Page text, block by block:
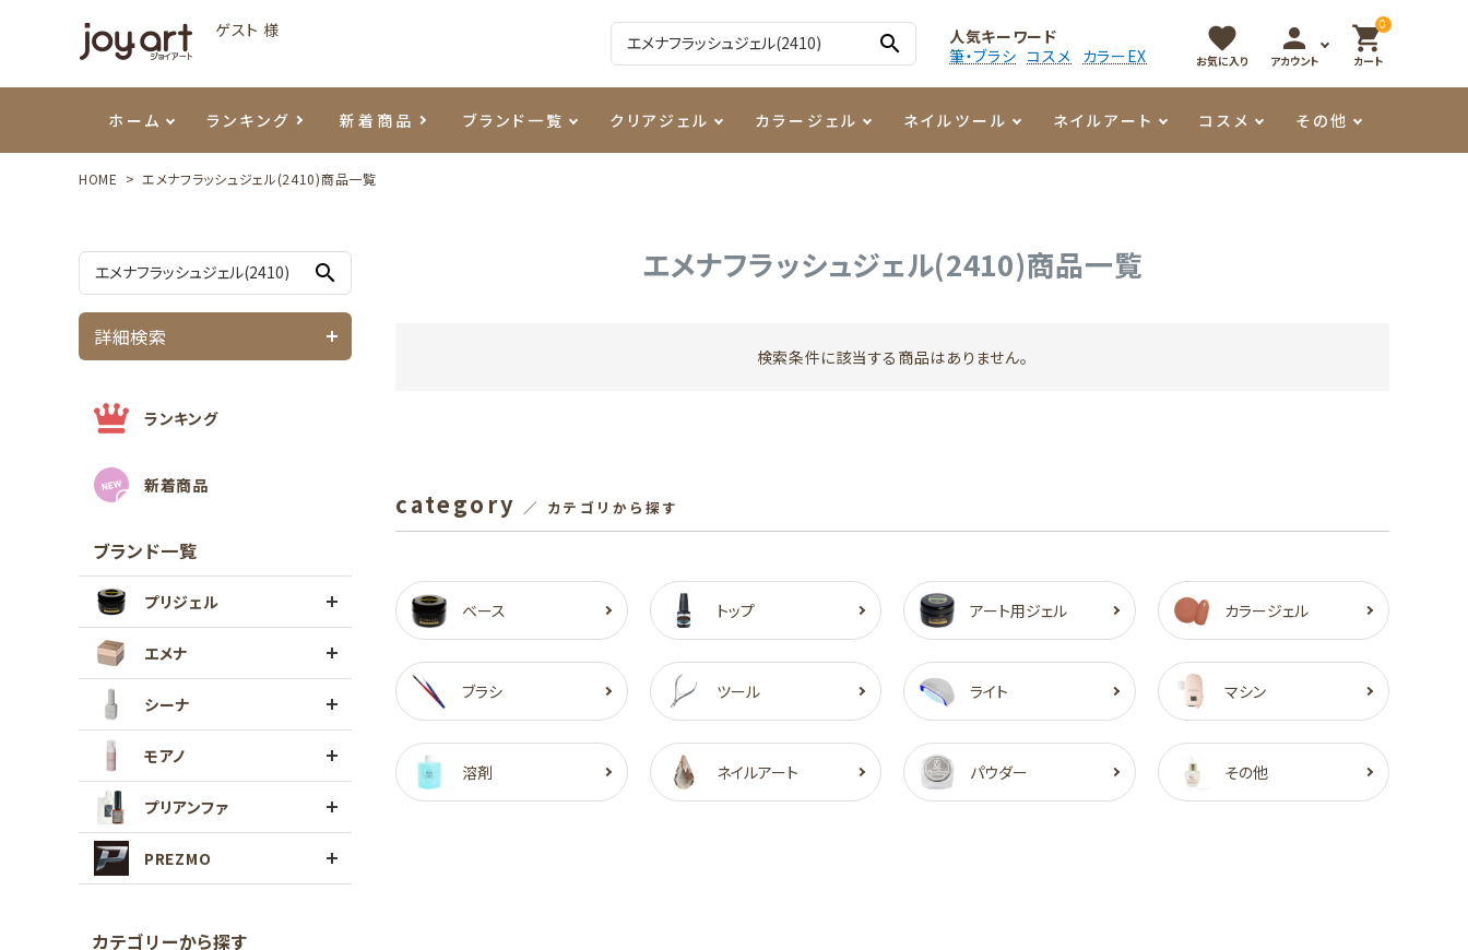
ゲスト 様
search
人気キーワード
筆・ブラシ コスメ カラーEX
favorite
お気に入り
person
アカウント
0
shopping_cart
カート
ホーム ランキング 新着商品 ブランド一覧
モアノ PREZMO
クリアジェル カラージェル
ウェービージェル ニュアンスジェル 3Dクレイジェル
マグネティジェル
フラッシュジェル
ネイルツール
ネイルケア用品 ピンセット・シザー・スパチュラ チャート・チップ関連 容器・ポーチ
ネイルマシン
ネイルアート
メタルパーツ レジン・モールド その他
コスメ その他
HOME エメナフラッシュジェル(2410)商品一覧
search
詳細検索
ランキング
新着商品
ブランド一覧
プリジェル
エメナ
シーナ
モアノ
プリアンファ
PREZMO
カテゴリーから探す
エメナフラッシュジェル(2410)商品一覧
検索条件に該当する商品はありません。
category ／ カテゴリから探す
ベース トップ アート用ジェル カラージェル
ブラシ ツール ライト マシン
溶剤 ネイルアート パウダー その他